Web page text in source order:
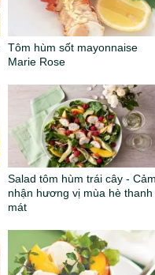
Tôm hùm sốt mayonnaise
Marie Rose
Salad tôm hùm trái cây -
nhận hương vị mùa hè thanh
mát